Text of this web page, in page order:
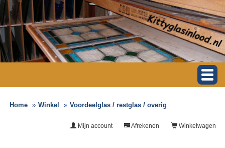
Home Winkel Voordeelglas / restglas / overig
Winkelwagen
Afrekenen
Mijn account